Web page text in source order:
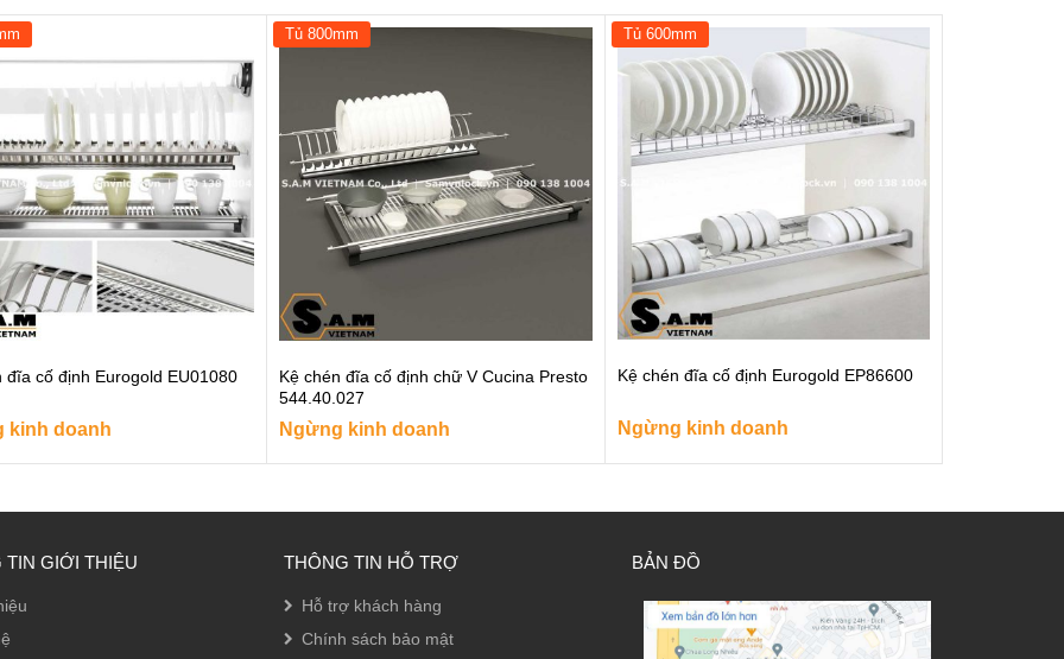
đĩa cố định Eurogold EU01080
kinh doanh
Tủ 800mm
Kệ chén đĩa cố định chữ V Cucina Presto
544.40.027
Ngừng kinh doanh
Tủ 600mm
Kệ chén đĩa cố định Eurogold EP86600
Ngừng kinh doanh
TIN GIỚI THIỆU THÔNG TIN HỖ TRỢ
Hỗ trợ khách hàng
Chính sách bảo mật
BẢN ĐỒ